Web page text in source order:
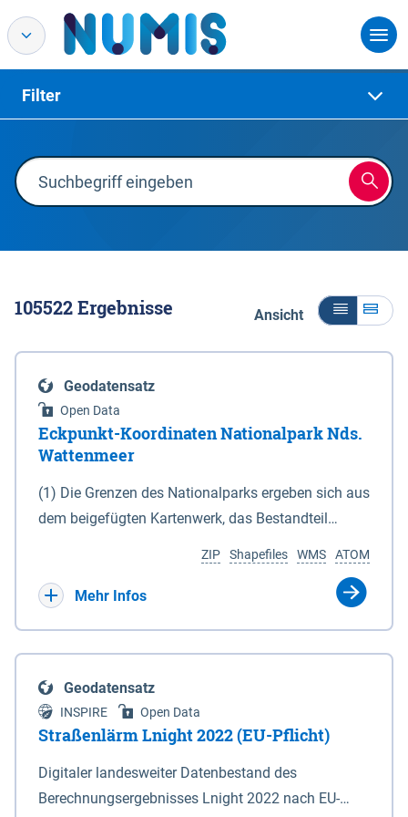
Filter
105522Ergebnisse Ansicht
Geodatensatz
Open Data
Eckpunkt-Koordinaten Nationalpark Nds.
Wattenmeer
(1) Die Grenzen des Nationalparks ergeben sich aus
dem beigefügten Kartenwerk, das Bestandteil
(DTK) im Maßstab 1 : 100 000 (Anlage 2), 2.
verkleinerte Amtliche Karte 1 : 5 000 (AK5) im
projizierte Koordinaten im Europäischen
Terrestrischen Referenzsystem 1989 (ETRS 89) mit
der Universalen Transversalen Mercator-Abbildung
bezogen auf die Zone 32 N (UTM 32N) dargestellt
(Anlage 4); Gleiches gilt für die geografischen
ATOM
WMS
Shapefiles
ZIP
Mehr Infos
Geodatensatz
INSPIRE Open Data
Straßenlärm Lnight 2022 (EU-Pflicht)
Digitaler landesweiter Datenbestand des
Berechnungsergebnisses Lnight 2022 nach EU-